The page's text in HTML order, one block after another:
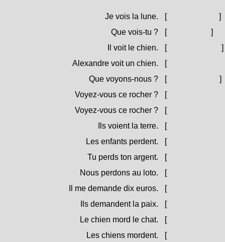
Je vois la lune. [
]
Que vois-tu ?
[
]
Il voit le chien.
[
]
Alexandre voit un chien.
[
Que voyons-nous ?
[
]
Voyez-vous ce rocher ?
[
Voyez-vous ce rocher ?
[
Ils voient la terre.
[
Les enfants perdent.
[
Tu perds ton argent.
[
Nous perdons au loto.
[
Il me demande dix euros.
[
Ils demandent la paix.
[
Le chien mord le chat.
[
Les chiens mordent.
[